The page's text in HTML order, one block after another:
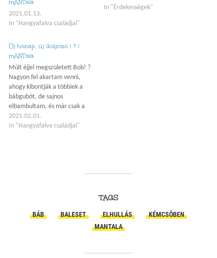
mANTala
2021.01.13.
In "Hangyafalva családjai"
elcsíptem az egyiket! ?
In "Érdekességek"
Új hónap, új dolgozó | ? |
mANTala
Múlt éjjel megszületett Bob! ?
Nagyon fel akartam venni,
ahogy kibontják a többiek a
bábgubót, de sajnos
elbambultam, és már csak a
végét csíptem el ? Azért ez is
vicces látvány volt. Szegénynek
2021.02.01.
In "Hangyafalva családjai"
TAGS
BÁB BALESET ELHULLÁS
KÉMCSŐBEN
MANTALA